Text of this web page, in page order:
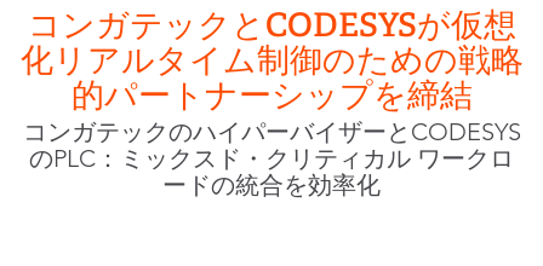
コンガテックとCODESYSが仮想
化リアルタイム制御のための戦略
的パートナーシップを締結
コンガテックのハイパーバイザーとCODESYS
のPLC：ミックスド・クリティカル ワークロ
ードの統合を効率化